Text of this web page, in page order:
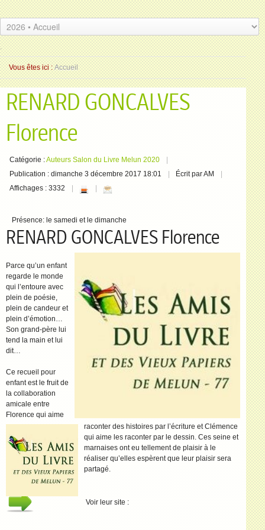
.
.
Vous êtes ici : Accueil
RENARD GONCALVES
Florence
Catégorie :Auteurs Salon du Livre Melun 2020
Publication : dimanche 3 décembre 2017 18:01
Écrit par AM
Affichages : 3332
Présence: le samedi et le dimanche
RENARD GONCALVES Florence
Parce qu’un enfant
regarde le monde
qui l’entoure avec
plein de poésie,
plein de candeur et
plein d’émotion…
Son grand-père lui
tend la main et lui
dit…
Ce recueil pour
enfant est le fruit de
la collaboration
amicale entre
Florence qui aime
raconter des histoires par l’écriture et Clémence
qui aime les raconter par le dessin. Ces seine et
marnaises ont eu tellement de plaisir à le
réaliser qu’elles espèrent que leur plaisir sera
partagé.
Voir leur site :